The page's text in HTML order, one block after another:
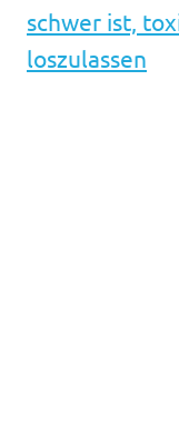
schwer ist,
loszulassen